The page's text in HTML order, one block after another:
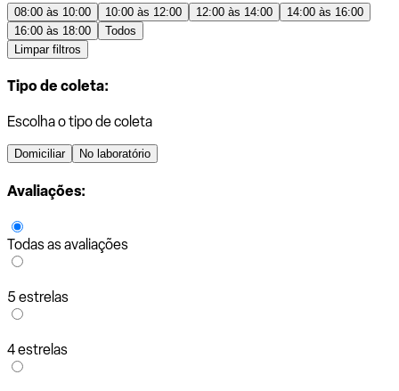
08:00 às 10:00 10:00 às 12:00 12:00 às 14:00
14:00 às 16:00
16:00 às 18:00
Todos
Limpar filtros
Tipo de coleta:
Escolha o tipo de coleta
Domiciliar No laboratório
Avaliações:
Todas as avaliações
5 estrelas
4 estrelas